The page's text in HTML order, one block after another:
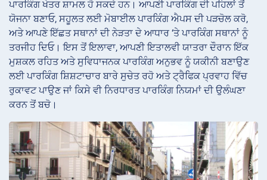
ਪਾਰਕਿੰਗ ਖੇਤਰ ਸ਼ਾਮਲ ਹੋ ਸਕਦੇ ਹਨ। ਆਪਣੀ ਪਾਰਕਿੰਗ ਦੀ ਪਹਿਲਾਂ ਤੋਂ
ਯੋਜਨਾ ਬਣਾਓ, ਸਹੂਲਤ ਲਈ ਮੋਬਾਈਲ ਪਾਰਕਿੰਗ ਐਪਸ ਦੀ ਪੜਚੋਲ ਕਰੋ,
ਅਤੇ ਆਪਣੇ ਇੱਛਤ ਸਥਾਨਾਂ ਦੀ ਨੇੜਤਾ ਦੇ ਆਧਾਰ ‘ਤੇ ਪਾਰਕਿੰਗ ਸਥਾਨਾਂ ਨੂੰ
ਤਰਜੀਹ ਦਿਓ। ਇਸ ਤੋਂ ਇਲਾਵਾ, ਆਪਣੀ ਇਤਾਲਵੀ ਯਾਤਰਾ ਦੌਰਾਨ ਇੱਕ
ਮੁਸ਼ਕਲ ਰਹਿਤ ਅਤੇ ਸੁਵਿਧਾਜਨਕ ਪਾਰਕਿੰਗ ਅਨੁਭਵ ਨੂੰ ਯਕੀਨੀ ਬਣਾਉਣ
ਲਈ ਪਾਰਕਿੰਗ ਸ਼ਿਸ਼ਟਾਚਾਰ ਬਾਰੇ ਸੁਚੇਤ ਰਹੋ ਅਤੇ ਟ੍ਰੈਫਿਕ ਪ੍ਰਵਾਹ ਵਿੱਚ
ਰੁਕਾਵਟ ਪਾਉਣ ਜਾਂ ਕਿਸੇ ਵੀ ਨਿਰਧਾਰਤ ਪਾਰਕਿੰਗ ਨਿਯਮਾਂ ਦੀ ਉਲੰਘਣਾ
ਕਰਨ ਤੋਂ ਬਚੋ।